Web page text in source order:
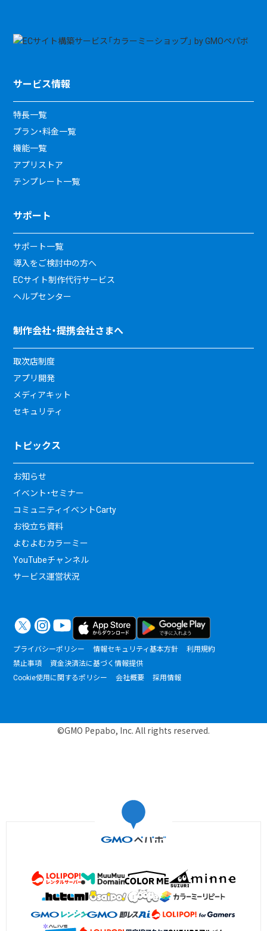
サービス情報
特長一覧
プラン・料金一覧
機能一覧
アプリストア
テンプレート一覧
サポート
サポート一覧
導入をご検討中の方へ
ECサイト制作代行サービス
ヘルプセンター
制作会社・提携会社さまへ
取次店制度
アプリ開発
メディアキット
セキュリティ
トピックス
お知らせ
イベント・セミナー
コミュニティイベントCarty
お役立ち資料
よむよむカラーミー
YouTubeチャンネル
サービス運営状況
プライバシーポリシー 情報セキュリティ基本方針
利用規約
禁止事項
資金決済法に基づく情報提供
Cookie使用に関するポリシー
会社概要 採用情報
©GMO Pepabo, Inc. All rights reserved.